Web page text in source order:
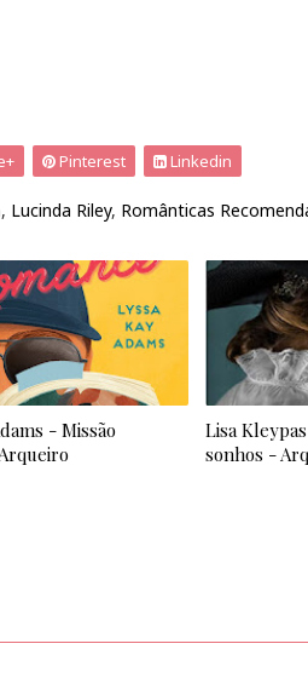
Pinterest Linkedin
, Lucinda Riley, Românticas
- Missão
Lisa
sonhos -